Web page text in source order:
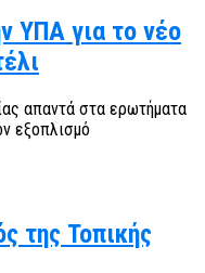
ΥΠΑ για το νέο
απαντά στα ερωτήματα
εξοπλισμό
της Τοπικής